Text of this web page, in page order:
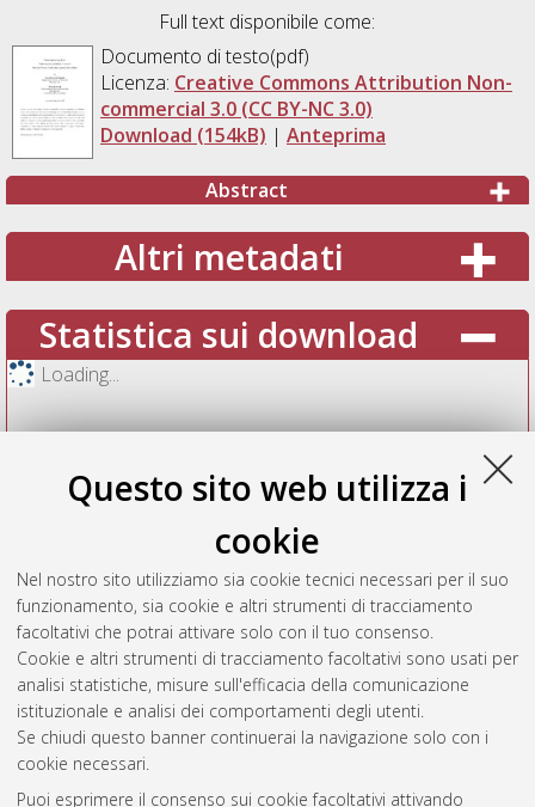
Questo sito web utilizza i
cookie
Nel nostro sito utilizziamo sia cookie tecnici necessari per il suo
funzionamento, sia cookie e altri strumenti di tracciamento
facoltativi che potrai attivare solo con il tuo consenso.
Cookie e altri strumenti di tracciamento facoltativi sono usati per
analisi statistiche, misure sull'efficacia della comunicazione
istituzionale e analisi dei comportamenti degli utenti.
Se chiudi questo banner continuerai la navigazione solo con i
cookie necessari.
Puoi esprimere il consenso sui cookie facoltativi attivando
Full text disponibile come:
Documento di testo(pdf)
Licenza: Creative Commons Attribution Non-
commercial 3.0 (CC BY-NC 3.0)
Download (154kB) | Anteprima
Abstract
Altri metadati
Statistica sui download
Loading...
Vedi altre statistiche
Gestione del documento: